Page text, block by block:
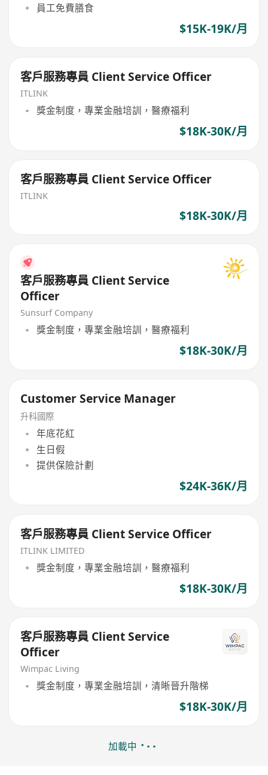
員工免費膳食
$15K-19K/月
客戶服務專員 Client Service Officer
ITLINK
獎金制度，專業金融培訓，醫療福利
$18K-30K/月
客戶服務專員 Client Service Officer
ITLINK
$18K-30K/月
客戶服務專員 Client Service
Officer
Sunsurf Company
獎金制度，專業金融培訓，醫療福利
$18K-30K/月
Customer Service Manager
升科國際
年底花紅
生日假
提供保險計劃
$24K-36K/月
客戶服務專員 Client Service Officer
ITLINK LIMITED
獎金制度，專業金融培訓，醫療福利
$18K-30K/月
客戶服務專員 Client Service
Officer
Wimpac Living
獎金制度，專業金融培訓，清晰晉升階梯
$18K-30K/月
加載中